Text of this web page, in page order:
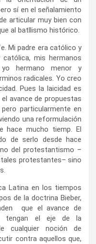
sí en el señalamiento
articular muy bien con
al batllismo histórico.
Mi padre era católico y
mis hermanos
yo hermano menor y
radicales. Yo creo
Pues la laicidad es
avance de propuestas
particularmente en
una reformulación
hace mucho tiemp. El
de serlo desde hace
del protestantismo –
protestantes– sino
Latina en los tiempos
de la doctrina Bieber,
que el avance de
tengan el eje de la
cualquier noción de
contra aquellos que,